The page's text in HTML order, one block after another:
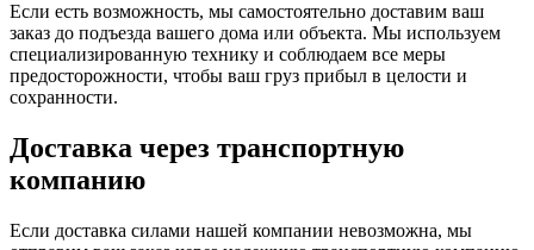
Если есть возможность, мы самостоятельно доставим ваш
заказ до подъезда вашего дома или объекта. Мы используем
специализированную технику и соблюдаем все меры
предосторожности, чтобы ваш груз прибыл в целости и
сохранности.
Доставка через транспортную
компанию
Если доставка силами нашей компании невозможна, мы